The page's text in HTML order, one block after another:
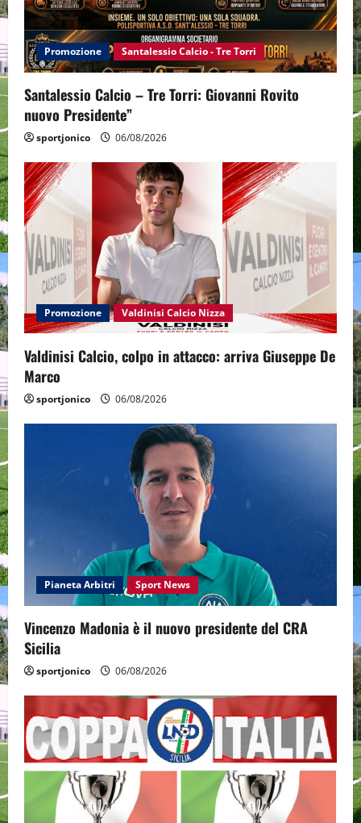
Promozione Santalessio Calcio - Tre Torri
Santalessio Calcio – Tre Torri: Giovanni Rovito
nuovo Presidente”
sportjonico 06/08/2026
Promozione Valdinisi Calcio Nizza
Valdinisi Calcio, colpo in attacco: arriva Giuseppe De
Marco
sportjonico 06/08/2026
Pianeta Arbitri Sport News
Vincenzo Madonia è il nuovo presidente del CRA
Sicilia
sportjonico 06/08/2026